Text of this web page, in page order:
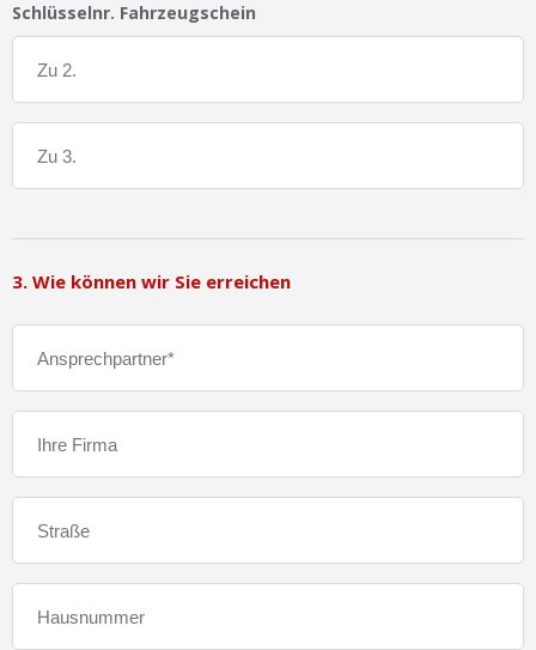
Schlüsselnr. Fahrzeugschein
3. Wie können wir Sie erreichen